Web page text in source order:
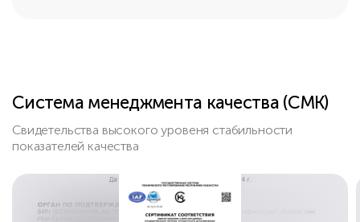
Система менеджмента качества (СМК)
Свидетельства высокого уровеня стабильности
показателей качества